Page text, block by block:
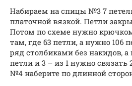
Набираем на спицы №3 7
платочной вязкой. Петли
Потом по схеме нужно
там, где 63 петли, а нужно 106
ряд столбиками без накидов,
петли и 3 – из 1 нужно связать
№4 наберите по длинной